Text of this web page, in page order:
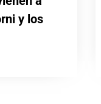
y los